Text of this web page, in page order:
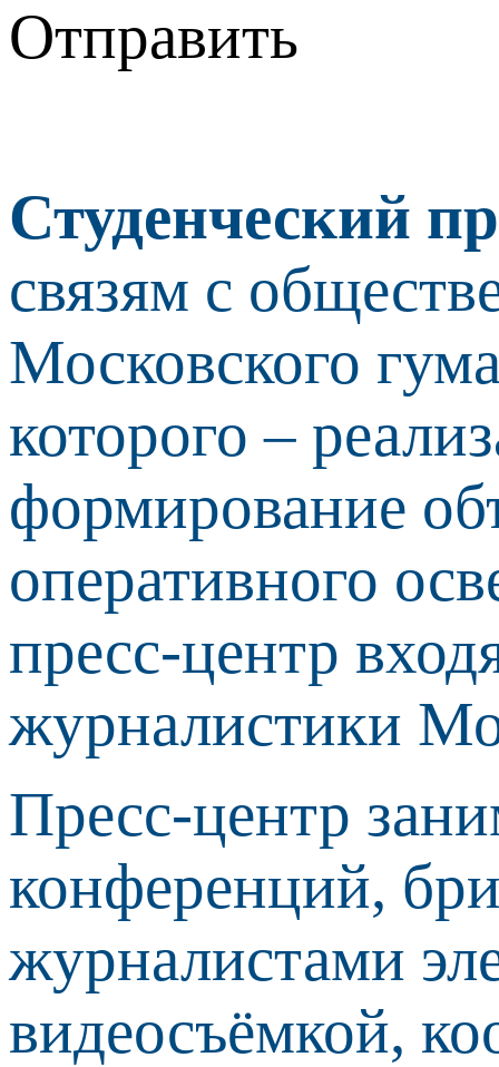
Отправить
Студенческий
связям с
Московского
которого –
формирование
оперативного
пресс-центр
журналистики
Пресс-центр
конференций,
журналистами
видеосъёмкой,